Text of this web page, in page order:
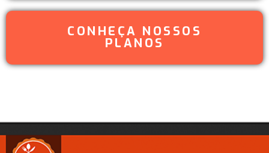
CONHEÇA NOSSOS
PLANOS